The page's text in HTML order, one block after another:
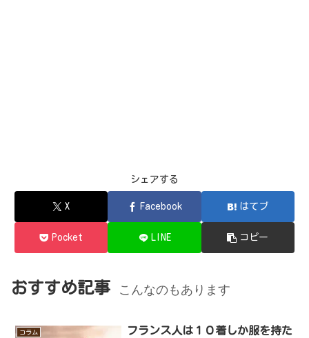
シェアする
X Facebook はてブ
Pocket LINE コピー
おすすめ記事 こんなのもあります
コラム
フランス人は１０着しか服を持た